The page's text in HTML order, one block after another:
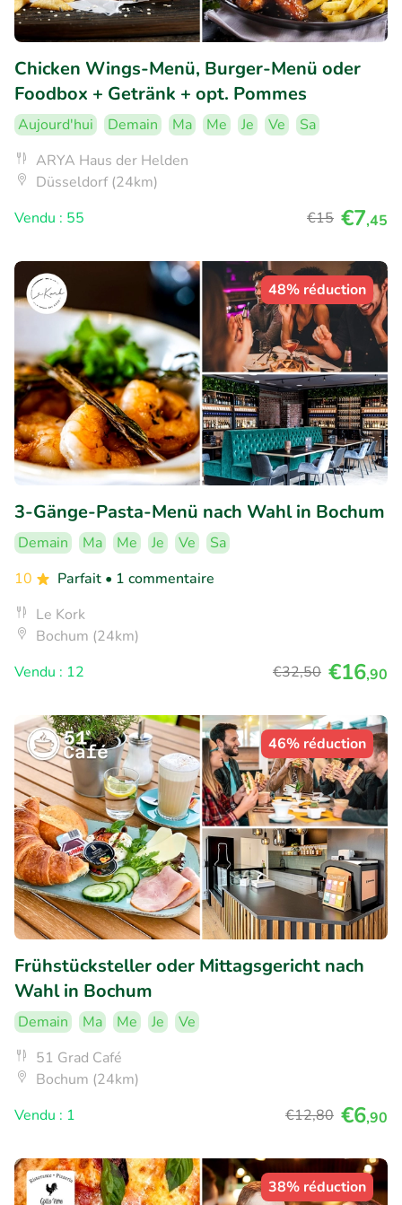
Chicken Wings-Menü, Burger-Menü oder
Foodbox + Getränk + opt. Pommes
Aujourd'hui Demain Ma Me Je Ve
Sa
ARYA Haus der Helden
Düsseldorf (24km)
Vendu : 55
€15 €7,45
48% réduction
3-Gänge-Pasta-Menü nach Wahl in Bochum
Demain Ma Me Je Ve
Sa
10
Parfait • 1 commentaire
Le Kork
Bochum (24km)
Vendu : 12
€32,50 €16,90
46% réduction
Frühstücksteller oder Mittagsgericht nach
Wahl in Bochum
Demain Ma Me Je
Ve
51 Grad Café
Bochum (24km)
Vendu : 1
€12,80 €6,90
38% réduction